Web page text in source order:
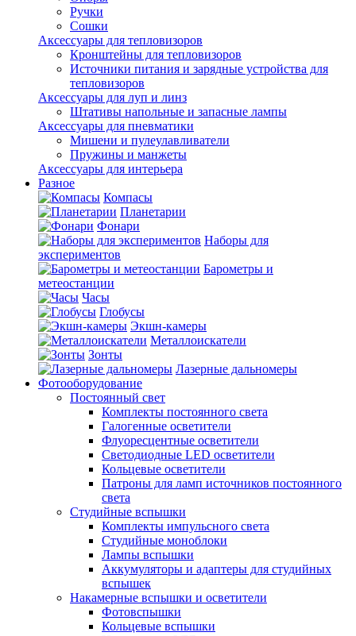
Ручки
Сошки
Аксессуары для тепловизоров
Кронштейны для тепловизоров
Источники питания и зарядные устройства для
тепловизоров
Аксессуары для луп и линз
Штативы напольные и запасные лампы
Аксессуары для пневматики
Мишени и пулеулавливатели
Пружины и манжеты
Аксессуары для интерьера
Разное
Компасы
Планетарии
Фонари
Наборы для
экспериментов
Барометры и
метеостанции
Часы
Глобусы
Экшн-камеры
Металлоискатели
Зонты
Лазерные дальномеры
Фотооборудование
Постоянный свет
Комплекты постоянного света
Галогенные осветители
Флуоресцентные осветители
Светодиодные LED осветители
Кольцевые осветители
Патроны для ламп источников постоянного
света
Студийные вспышки
Комплекты импульсного света
Студийные моноблоки
Лампы вспышки
Аккумуляторы и адаптеры для студийных
вспышек
Накамерные вспышки и осветители
Фотовспышки
Кольцевые вспышки